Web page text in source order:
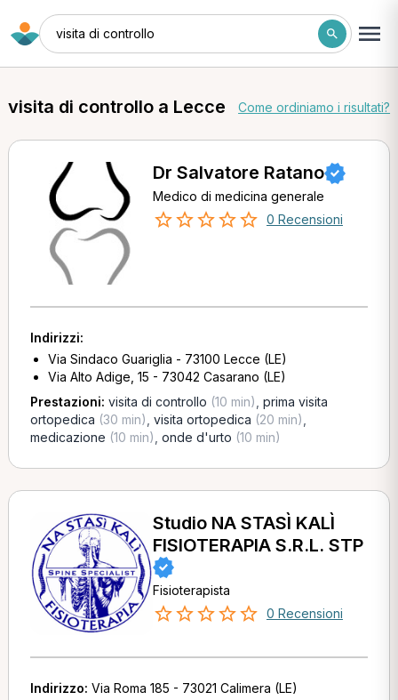
visita di controllo
visita di controllo a Lecce Come ordiniamo i risultati?
Dr Salvatore Ratano
Medico di medicina generale
0 Recensioni
Indirizzi:
Via Sindaco Guariglia - 73100 Lecce (LE)
Via Alto Adige, 15 - 73042 Casarano (LE)
Prestazioni: visita di controllo (10 min) prima visita
ortopedica (30 min) visita ortopedica (20 min)
medicazione (10 min) onde d'urto (10 min)
Studio NA STASÌ KALÌ
FISIOTERAPIA S.R.L. STP
Fisioterapista
0 Recensioni
Indirizzo: Via Roma 185 - 73021 Calimera (LE)